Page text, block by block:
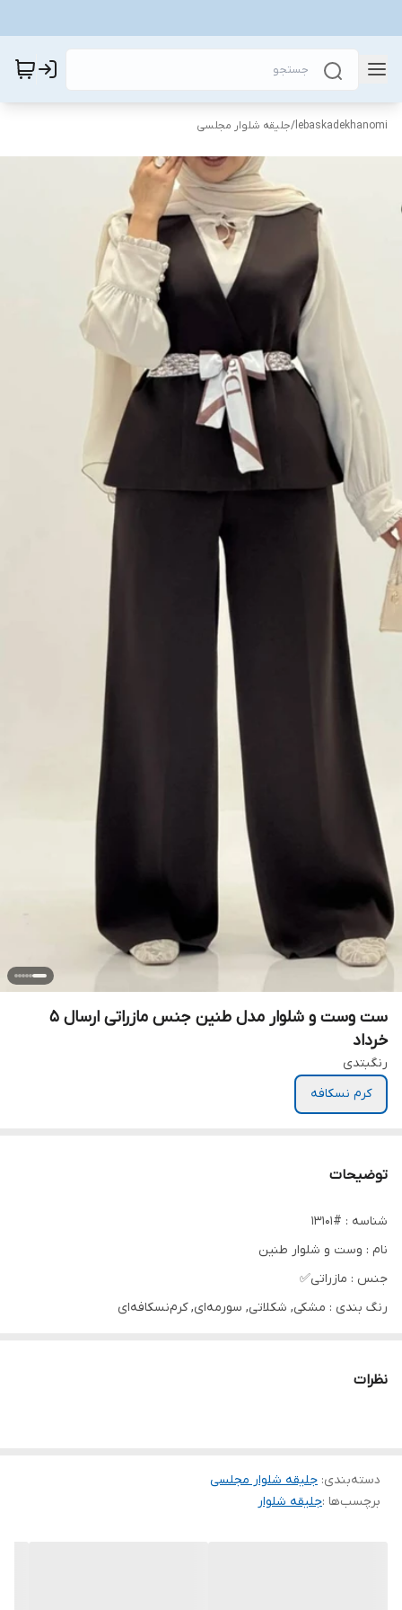
lebaskadekhanomi
/جلیقه شلوار مجلسی
ست وست و شلوار مدل طنین جنس مازراتی ارسال ۵
خرداد
رنگبتدی
کرم نسکافه
توضیحات
شناسه : #13101
نام : وست و شلوار طنین
جنس : مازراتی✅
رنگ بندی : مشکی, شکلاتی, سورمه‌ای, کرم‌نسکافه‌ای
🌸قد وست: 65
جلوی وست لایه کوبی شده
✅پشت کمر شلوار کشدوزی شده
نظرات
دسته‌بندی: جلیقه شلوار مجلسی
برچسب‌ها :جلیقه شلوار